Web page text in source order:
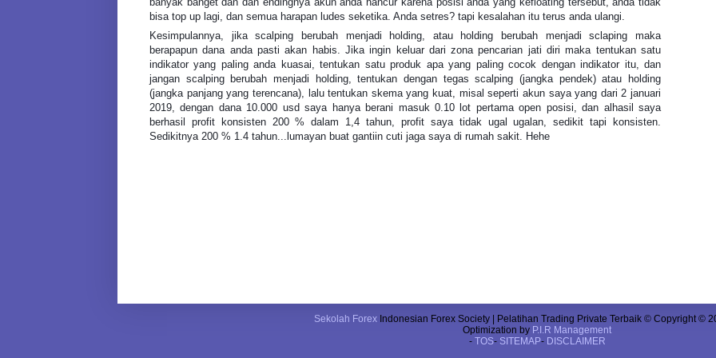
bisa top up lagi, dan semua harapan ludes seketika. Anda setres? tapi kesalahan itu terus anda ulangi.
Kesimpulannya, jika scalping berubah menjadi holding, atau holding berubah menjadi sclaping maka
berapapun dana anda pasti akan habis. Jika ingin keluar dari zona pencarian jati diri maka tentukan satu
indikator yang paling anda kuasai, tentukan satu produk apa yang paling cocok dengan indikator itu, dan
jangan scalping berubah menjadi holding, tentukan dengan tegas scalping (jangka pendek) atau holding
(jangka panjang yang terencana), lalu tentukan skema yang kuat, misal seperti akun saya yang dari 2 januari
2019, dengan dana 10.000 usd saya hanya berani masuk 0.10 lot pertama open posisi, dan alhasil saya
berhasil profit konsisten 200 % dalam 1,4 tahun, profit saya tidak ugal ugalan, sedikit tapi konsisten.
Sedikitnya 200 % 1.4 tahun...lumayan buat gantiin cuti jaga saya di rumah sakit. Hehe
Sekolah ForexIndonesian Forex Society | Pelatihan Trading Private Terbaik © Copyright ©
Optimization by P.I.R Management
- TOS- SITEMAP- DISCLAIMER